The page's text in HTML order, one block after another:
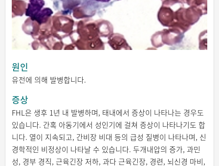
원인
유전에 의해 발병합니다.
증상
FHL은 생후 1년 내 발병하며, 태내에서 증상이 나타나는 경우도
있습니다. 간혹 아동기에서 성인기에 걸쳐 증상이 나타나기도 합
니다. 열이 지속되고, 간비장 비대 등의 급성 질병이 나타나며, 신
경학적인 비정상이 나타날 수 있습니다. 두개내압의 증가, 과민
성, 경부 경직, 근육긴장 저하, 과다 근육긴장, 경련, 뇌신경 마비,